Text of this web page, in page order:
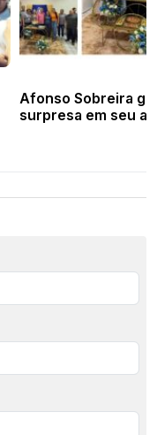
Afonso Sobreira
surpresa em seu